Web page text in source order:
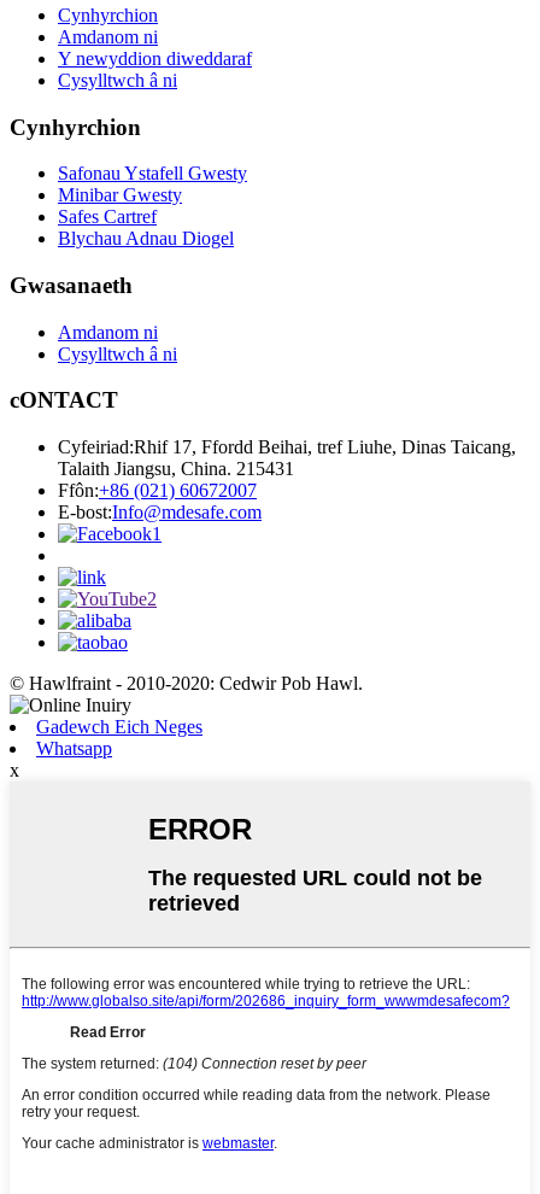
Cynhyrchion
Amdanom ni
Y newyddion diweddaraf
Cysylltwch â ni
Cynhyrchion
Safonau Ystafell Gwesty
Minibar Gwesty
Safes Cartref
Blychau Adnau Diogel
Gwasanaeth
Amdanom ni
Cysylltwch â ni
cONTACT
Cyfeiriad:Rhif 17, Ffordd Beihai, tref Liuhe, Dinas Taicang,
Talaith Jiangsu, China. 215431
Ffôn:+86 (021) 60672007
E-bost:Info@mdesafe.com
© Hawlfraint - 2010-2020: Cedwir Pob Hawl.
Gadewch Eich Neges
Whatsapp
x